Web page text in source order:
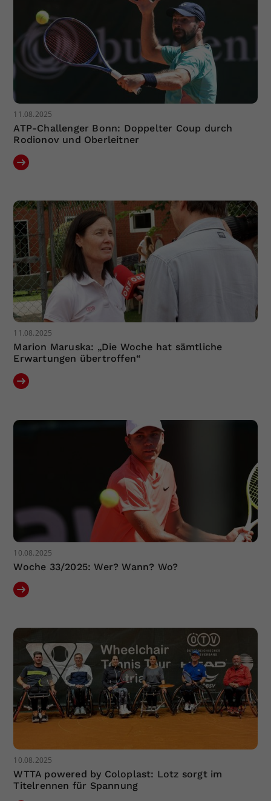
11.08.2025
ATP-Challenger Bonn: Doppelter Coup durch
Rodionov und Oberleitner
11.08.2025
Marion Maruska: „Die Woche hat sämtliche
Erwartungen übertroffen“
10.08.2025
Woche 33/2025: Wer? Wann? Wo?
10.08.2025
WTTA powered by Coloplast: Lotz sorgt im
Titelrennen für Spannung